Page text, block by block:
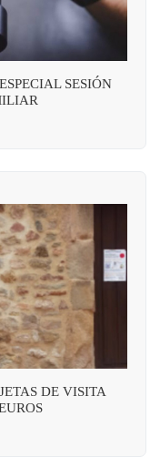
SESIÓN
DE VISITA